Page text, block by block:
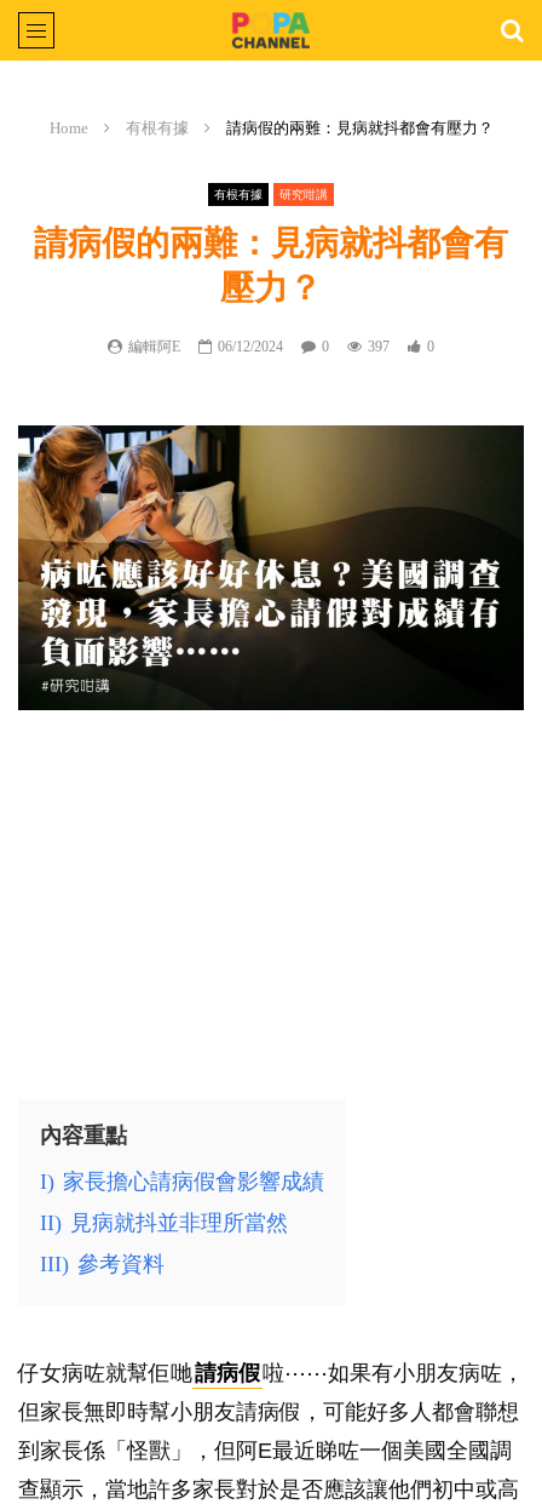
Home 有根有據 請病假的兩難：見病就抖都會有壓力？
有根有據 研究咁講
請病假的兩難：見病就抖都會有
壓力？
編輯阿E 06/12/2024 0 397 0
內容重點
I) 家長擔心請病假會影響成績
II) 見病就抖並非理所當然
III) 參考資料
仔女病咗就幫佢哋請病假啦⋯⋯如果有小朋友病咗，
但家長無即時幫小朋友請病假，可能好多人都會聯想
到家長係「怪獸」，但阿E最近睇咗一個美國全國調
查顯示，當地許多家長對於是否應該讓他們初中或高